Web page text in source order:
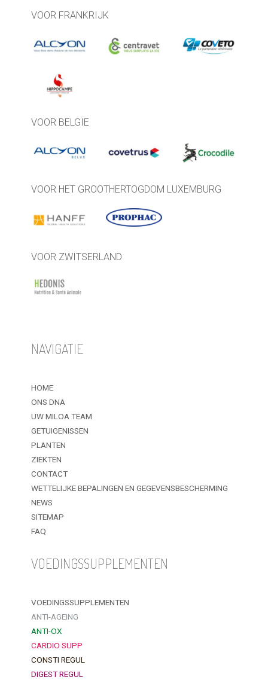
VOOR FRANKRIJK
VOOR BELGÏE
VOOR HET GROOTHERTOGDOM LUXEMBURG
VOOR ZWITSERLAND
NAVIGATIE
HOME
ONS DNA
UW MILOA TEAM
GETUIGENISSEN
PLANTEN
ZIEKTEN
CONTACT
WETTELIJKE BEPALINGEN EN GEGEVENSBESCHERMING
NEWS
SITEMAP
FAQ
VOEDINGSSUPPLEMENTEN
VOEDINGSSUPPLEMENTEN
ANTI-AGEING
ANTI-OX
CARDIO SUPP
CONSTI REGUL
DIGEST REGUL